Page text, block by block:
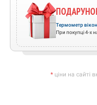
Термометр
При покупці 4-х
* ціни на сайті